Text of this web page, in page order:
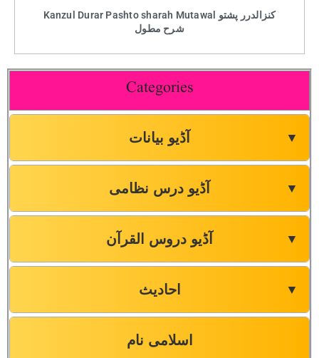
Kanzul Durar Pashto sharah Mutawal کنزالدرر پشتو
شرح مطول
Categories
آڈیو بیانات ▼
آڈیو درس نظامی ▼
آڈیو دروس القرآن ▼
احادیث ▼
اسلامی نام